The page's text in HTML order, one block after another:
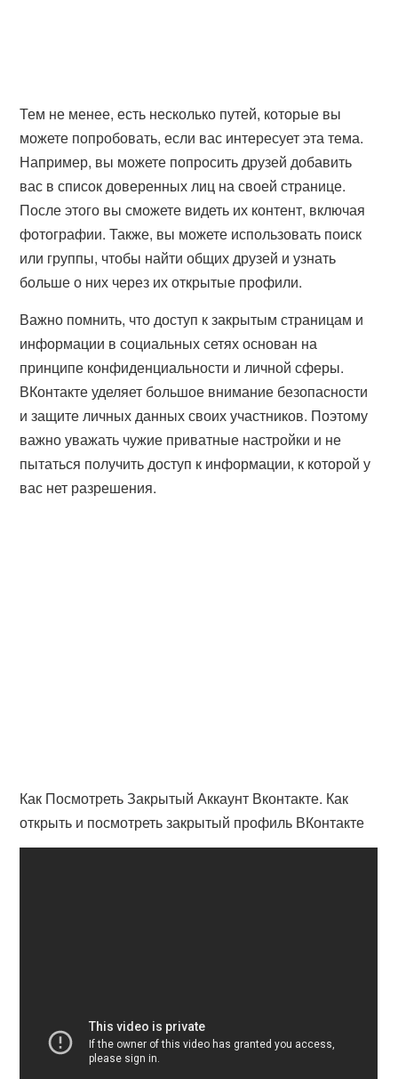
Тем не менее, есть несколько путей, которые вы
можете попробовать, если вас интересует эта тема.
Например, вы можете попросить друзей добавить
вас в список доверенных лиц на своей странице.
После этого вы сможете видеть их контент, включая
фотографии. Также, вы можете использовать поиск
или группы, чтобы найти общих друзей и узнать
больше о них через их открытые профили.
Важно помнить, что доступ к закрытым страницам и
информации в социальных сетях основан на
принципе конфиденциальности и личной сферы.
ВКонтакте уделяет большое внимание безопасности
и защите личных данных своих участников. Поэтому
важно уважать чужие приватные настройки и не
пытаться получить доступ к информации, к которой у
вас нет разрешения.
Как Посмотреть Закрытый Аккаунт Вконтакте. Как
открыть и посмотреть закрытый профиль ВКонтакте